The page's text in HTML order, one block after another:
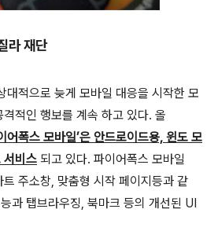
라 재단
대적으로 늦게 모바일 대응을 시작한 모
적인 행보를 계속 하고 있다. 올
어폭스 모바일’은 안드로이드용, 윈도 모
서비스 되고 있다. 파이어폭스 모바일
주소창, 맞춤형 시작 페이지등과 같
과 탭브라우징, 북마크 등의 개선된 UI